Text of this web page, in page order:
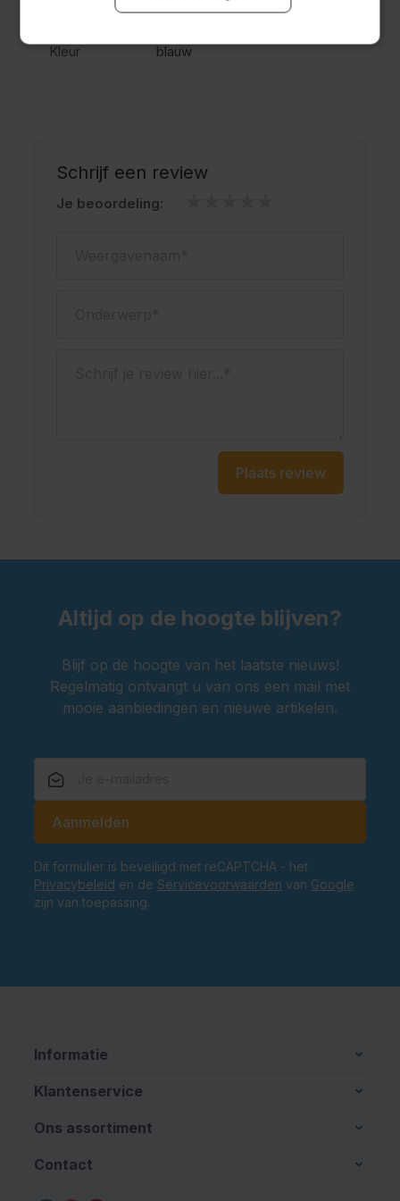
Man/Vrouw Vrouw
Kleur blauw
Schrijf een review
Je beoordeling:
Plaats review
Altijd op de hoogte blijven?
Blijf op de hoogte van het laatste nieuws!
Regelmatig ontvangt u van ons een mail met
mooie aanbiedingen en nieuwe artikelen.
Aanmelden
Dit formulier is beveiligd met reCAPTCHA - het
Privacybeleid en de Servicevoorwaarden van Google
zijn van toepassing.
Informatie
Klantenservice
Ons assortiment
Contact